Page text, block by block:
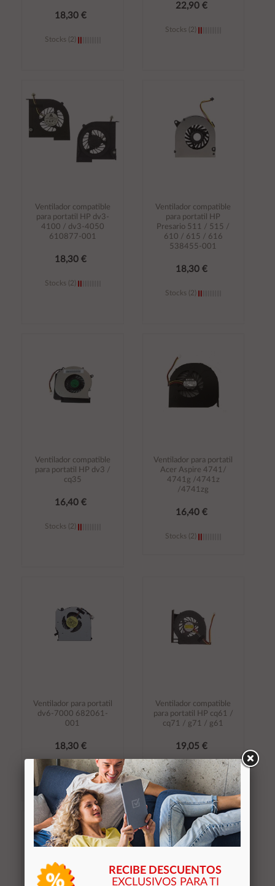
18,30 €
Stocks (2)
carrito
22,90 €
Stocks (2)
carrito
Ventilador compatible
para portatil HP dv3-
4100 / dv3-4050
610877-001
18,30 €
Stocks (2)
Ventilador compatible
para portatil HP
Presario 511 / 515 /
610 / 615 / 616
538455-001
18,30 €
Stocks (2)
Ventilador compatible
para portatil HP dv3 /
cq35
16,40 €
Stocks (2)
Ventilador para portatil
Acer Aspire 4741/
4741g /4741z
/4741zg
16,40 €
Stocks (2)
Ventilador para portatil
dv6-7000 682061-
001
18,30 €
Stocks (2)
Añadir al
carrito
Ventilador compatible
para portatil HP cq61 /
cq71 / g71 / g61
19,05 €
Stocks (2)
Añadir al
carrito
RECIBE DESCUENTOS
EXCLUSIVOS PARA TI